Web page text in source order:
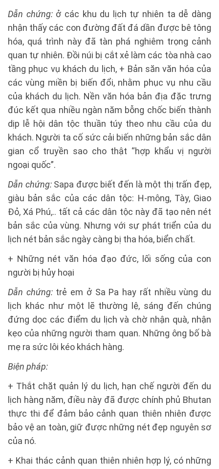
Dẫn chứng:ở các khu du lịch tự nhiên ta dễ dàng
nhận thấy các con đường đất đá dần được bê tông
hóa, quá trình này đã tàn phá nghiêm trọng cảnh
quan tự nhiên. Đồi núi bị cắt xẻ làm các tòa nhà cao
tầng phục vụ khách du lịch, + Bản săn văn hóa của
các vùng miền bị biến đổi, nhằm phục vụ nhu cầu
của khách du lịch. Nền văn hóa bản địa đặc trưng
đúc kết qua nhiều ngàn năm bỗng chốc biến thành
dịp lễ hội dân tộc thuần túy theo nhu cầu của du
khách. Người ta cố sức cải biến những bản sắc dân
gian cổ truyền sao cho thật “hợp khẩu vị người
ngoại quốc”.
Dẫn chứng:Sapa được biết đến là một thị trấn đẹp,
giàu bản sắc của các dân tộc: H-mông, Tày, Giao
Đỏ, Xá Phú,.. tất cả các dân tộc này đã tạo nên nét
bản sắc của vùng. Nhưng với sự phát triển của du
lịch nét bản sắc ngày càng bị tha hóa, biển chất.
+ Những nét văn hóa đạo đức, lối sống của con
người bị hủy hoại
Dẫn chứng:trẻ em ở Sa Pa hay rất nhiều vùng du
lịch khác như một lẽ thường lệ, sáng đến chúng
đứng dọc các điểm du lịch và chờ nhận quà, nhận
kẹo của những người tham quan. Những ông bố bà
mẹ ra sức lôi kéo khách hàng.
Biện pháp:
+ Thắt chặt quản lý du lịch, hạn chế người đến du
lịch hàng năm, điều này đã được chính phủ Bhutan
thực thi để đảm bảo cảnh quan thiên nhiên được
bảo vệ an toàn, giữ được những nét đẹp nguyên sơ
của nó.
+ Khai thác cảnh quan thiên nhiên hợp lý, có những